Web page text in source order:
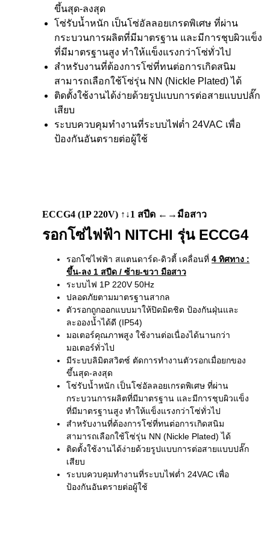
ขึ้นสุด-ลงสุด
โซ่รับน้ำหนัก เป็นโซ่อัลลอยเกรดพิเศษ ที่ผ่าน
กระบวนการผลิตที่มีมาตรฐาน และมีการชุบผิวแข็ง
ที่มีมาตรฐานสูง ทำให้แข็งแรงกว่าโซ่ทั่วไป
สำหรับงานที่ต้องการโซ่ที่ทนต่อการเกิดสนิม
สามารถเลือกใช้โซ่รุ่น NN (Nickle Plated) ได้
ติดตั้งใช้งานได้ง่ายด้วยรูปแบบการต่อสายแบบปลั๊ก
เสียบ
ระบบควบคุมทำงานที่ระบบไฟต่ำ 24VAC เพื่อ
ป้องกันอันตรายต่อผู้ใช้
ECCG4 (1P 220V) ↑↓1 สปีด ←→มือสาว
รอกโซ่ไฟฟ้า NITCHI รุ่น ECCG4
รอกโซ่ไฟฟ้า สแตนดาร์ด-ดิวตี้ เคลื่อนที่ 4 ทิศทาง :
ขึ้น-ลง 1 สปีด / ซ้าย-ขวา มือสาว
ระบบไฟ 1P 220V 50Hz
ปลอดภัยตามมาตรฐานสากล
ตัวรอกถูกออกแบบมาให้ปิดมิดชิด ป้องกันฝุ่นและ
ละอองน้ำได้ดี (IP54)
มอเตอร์คุณภาพสูง ใช้งานต่อเนื่องได้นานกว่า
มอเตอร์ทั่วไป
มีระบบลิมิตสวิตซ์ ตัดการทำงานตัวรอกเมื่อยกของ
ขึ้นสุด-ลงสุด
โซ่รับน้ำหนัก เป็นโซ่อัลลอยเกรดพิเศษ ที่ผ่าน
กระบวนการผลิตที่มีมาตรฐาน และมีการชุบผิวแข็ง
ที่มีมาตรฐานสูง ทำให้แข็งแรงกว่าโซ่ทั่วไป
สำหรับงานที่ต้องการโซ่ที่ทนต่อการเกิดสนิม
สามารถเลือกใช้โซ่รุ่น NN (Nickle Plated) ได้
ติดตั้งใช้งานได้ง่ายด้วยรูปแบบการต่อสายแบบปลั๊ก
เสียบ
ระบบควบคุมทำงานที่ระบบไฟต่ำ 24VAC เพื่อ
ป้องกันอันตรายต่อผู้ใช้